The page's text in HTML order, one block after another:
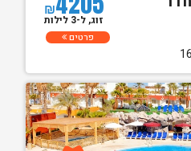
₪
זוג, ל-3 לילות
פרטים